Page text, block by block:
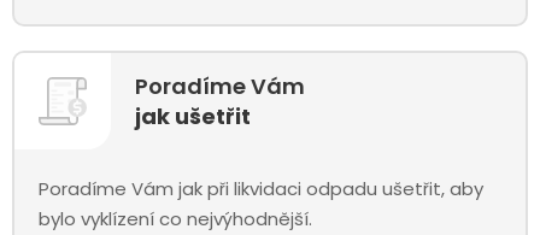
Poradíme Vám
jak ušetřit
Poradíme Vám jak při likvidaci odpadu ušetřit, aby
bylo vyklízení co nejvýhodnější.